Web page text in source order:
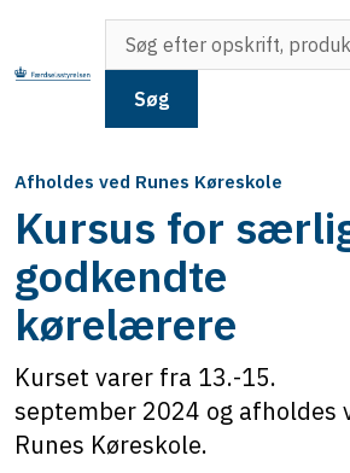
Søg
Afholdes ved Runes Køreskole
Kursus for
godkendte
kørelærere
Kurset varer fra 13.-15.
september 2024 og afholdes
Runes Køreskole.